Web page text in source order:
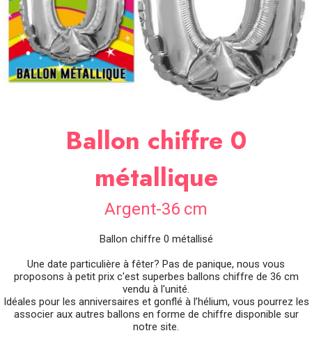
SOIRÉE
OCCASIONS
SPÉCIALES
DÉCO
TABLE
Ballon chiffre 0
métallique
Argent-36 cm
Ballon chiffre 0 métallisé
Une date particulière à fêter? Pas de panique, nous vous
proposons à petit prix c'est superbes ballons chiffre de 36 cm
vendu à l'unité.
Idéales pour les anniversaires et gonflé à l’hélium, vous pourrez les
associer aux autres ballons en forme de chiffre disponible sur
notre site.